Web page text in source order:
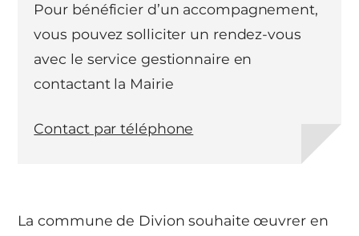
La commune de Divion souhaite œuvrer en
Pour bénéficier d’un accompagnement,
vous pouvez solliciter un rendez-vous
avec le service gestionnaire en
contactant la Mairie
Contact par téléphone